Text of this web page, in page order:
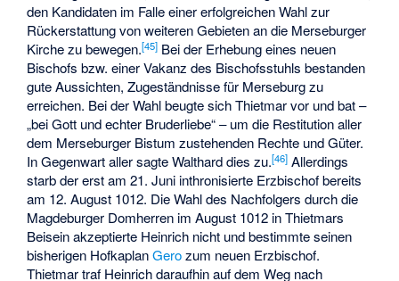
den Kandidaten im Falle einer erfolgreichen Wahl zur
Rückerstattung von weiteren Gebieten an die Merseburger
Kirche zu bewegen.[45] Bei der Erhebung eines neuen
Bischofs bzw. einer Vakanz des Bischofsstuhls bestanden
gute Aussichten, Zugeständnisse für Merseburg zu
erreichen. Bei der Wahl beugte sich Thietmar vor und bat –
„bei Gott und echter Bruderliebe“ – um die Restitution aller
dem Merseburger Bistum zustehenden Rechte und Güter.
In Gegenwart aller sagte Walthard dies zu.[46] Allerdings
starb der erst am 21. Juni inthronisierte Erzbischof bereits
am 12. August 1012. Die Wahl des Nachfolgers durch die
Magdeburger Domherren im August 1012 in Thietmars
Beisein akzeptierte Heinrich nicht und bestimmte seinen
bisherigen HofkaplanGerozum neuen Erzbischof.
Thietmar traf Heinrich daraufhin auf dem Weg nach